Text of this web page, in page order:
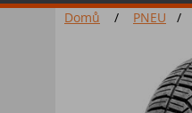
Domů
/ PNEU /